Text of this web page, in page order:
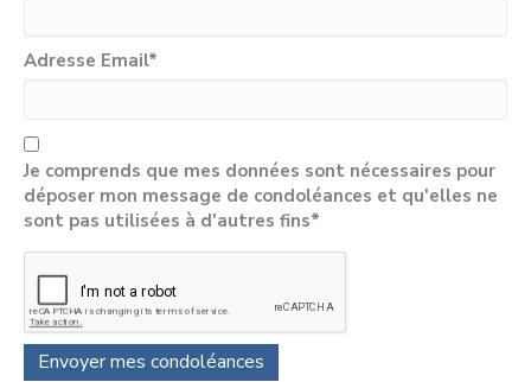
Adresse Email*
Je comprends que mes données sont nécessaires pour
déposer mon message de condoléances et qu'elles ne
sont pas utilisées à d'autres fins*